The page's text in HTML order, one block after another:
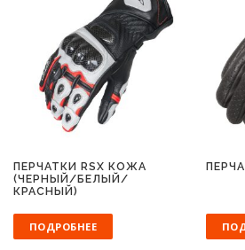
ПЕРЧАТКИ RSX КОЖА
(ЧЕРНЫЙ/БЕЛЫЙ/
КРАСНЫЙ)
ПОДРОБНЕЕ